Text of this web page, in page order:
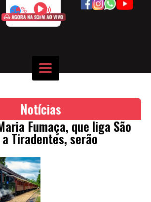
50%
Notícias
Fumaça, que liga São
Tiradentes, serão